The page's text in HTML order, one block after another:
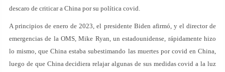
descaro de criticar a China por su política covid.
A principios de enero de 2023, el presidente Biden afirmó, y el director de
emergencias de la OMS, Mike Ryan, un estadounidense, rápidamente hizo
lo mismo, que China estaba subestimando las muertes por covid en China,
luego de que China decidiera relajar algunas de sus medidas covid a la luz